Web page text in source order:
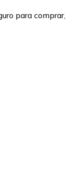
para comprar,